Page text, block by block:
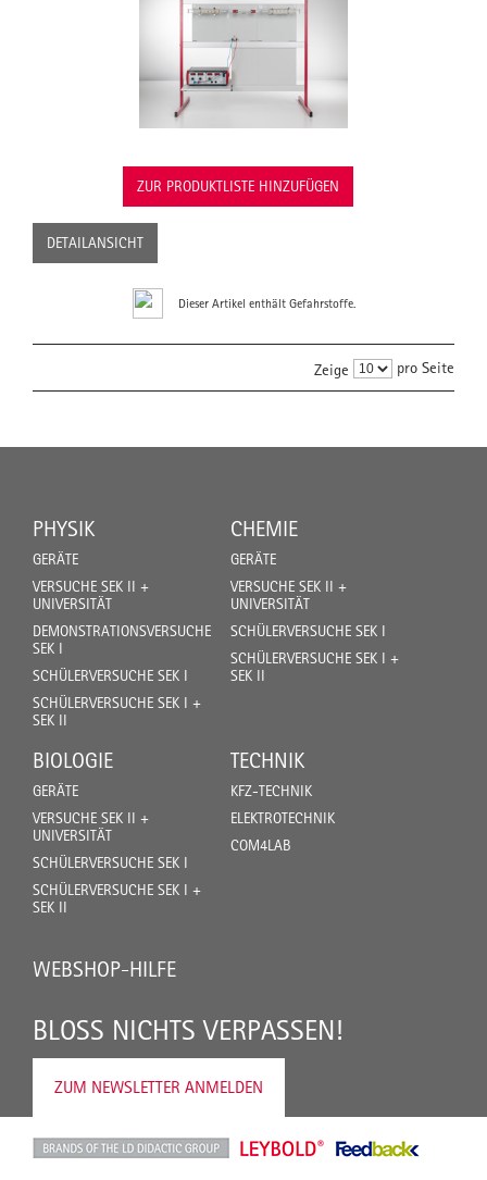
ZUR PRODUKTLISTE HINZUFÜGEN
DETAILANSICHT
Dieser Artikel enthält Gefahrstoffe.
Zeige pro Seite
PHYSIK
GERÄTE
VERSUCHE SEK II +
UNIVERSITÄT
DEMONSTRATIONSVERSUCHE
SEK I
SCHÜLERVERSUCHE SEK I
SCHÜLERVERSUCHE SEK I +
SEK II
CHEMIE
GERÄTE
VERSUCHE SEK II +
UNIVERSITÄT
SCHÜLERVERSUCHE SEK I
SCHÜLERVERSUCHE SEK I +
SEK II
BIOLOGIE
GERÄTE
VERSUCHE SEK II +
UNIVERSITÄT
SCHÜLERVERSUCHE SEK I
SCHÜLERVERSUCHE SEK I +
SEK II
TECHNIK
KFZ-TECHNIK
ELEKTROTECHNIK
COM4LAB
WEBSHOP-HILFE
BLOSS NICHTS VERPASSEN!
ZUM NEWSLETTER ANMELDEN